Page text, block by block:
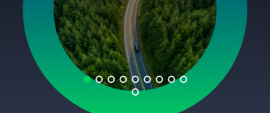
Certificazioni
Cerca la DoP
Cable App
GLOBAL SITE PRYSMIAN CLUB